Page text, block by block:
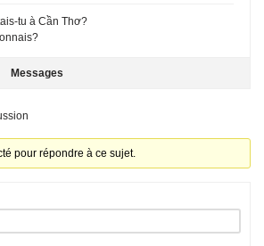
tu à Cần Thơ?
Messages
pour répondre à ce sujet.